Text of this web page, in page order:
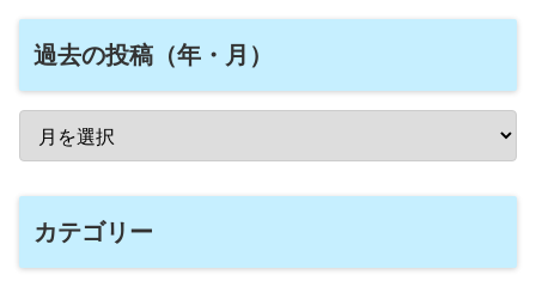
過去の投稿（年・月）
カテゴリー